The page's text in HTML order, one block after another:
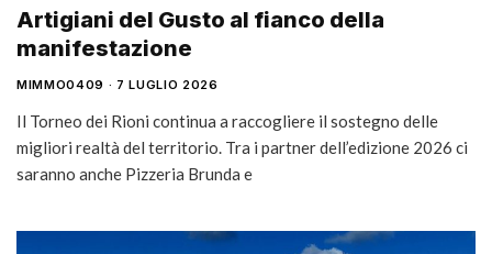
Artigiani del Gusto al fianco della
manifestazione
MIMMO0409 7 LUGLIO 2026
Il Torneo dei Rioni continua a raccogliere il sostegno delle
migliori realtà del territorio. Tra i partner dell’edizione 2026 ci
saranno anche Pizzeria Brunda e